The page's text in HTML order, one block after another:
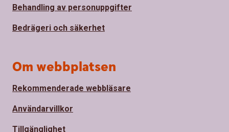
Behandling av personuppgifter
Bedrägeri och säkerhet
Om webbplatsen
Rekommenderade webbläsare
Användarvillkor
Tillgänglighet